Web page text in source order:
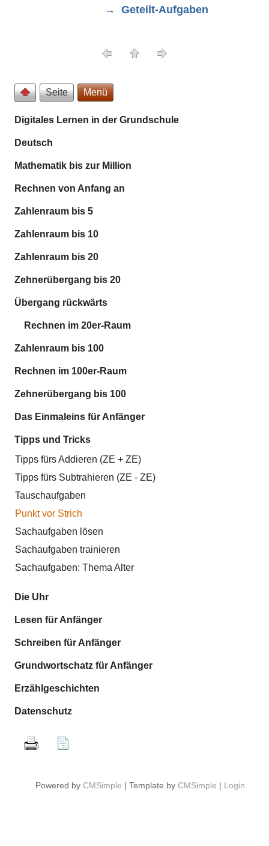
→ Geteilt-Aufgaben
Seite Menü
Digitales Lernen in der Grundschule
Deutsch
Mathematik bis zur Million
Rechnen von Anfang an
Zahlenraum bis 5
Zahlenraum bis 10
Zahlenraum bis 20
Zehnerübergang bis 20
Übergang rückwärts
Rechnen im 20er-Raum
Zahlenraum bis 100
Rechnen im 100er-Raum
Zehnerübergang bis 100
Das Einmaleins für Anfänger
Tipps und Tricks
Tipps fürs Addieren (ZE + ZE)
Tipps fürs Subtrahieren (ZE - ZE)
Tauschaufgaben
Punkt vor Strich
Sachaufgaben lösen
Sachaufgaben trainieren
Sachaufgaben: Thema Alter
Die Uhr
Lesen für Anfänger
Schreiben für Anfänger
Grundwortschatz für Anfänger
Erzählgeschichten
Datenschutz
Powered by CMSimple | Template by CMSimple | Login